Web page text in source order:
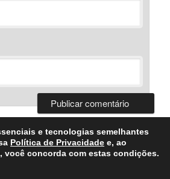
Por Bartolomeu Silva
e tecnologias semelhantes
Política de Privacidade e, ao
você concorda com estas condições.